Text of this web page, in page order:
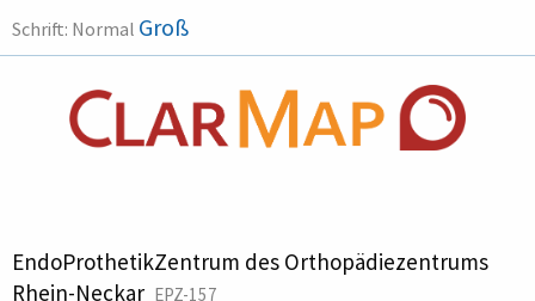
Schrift: Normal Groß
EndoProthetikZentrum des Orthopädiezentrums
Rhein-Neckar EPZ-157